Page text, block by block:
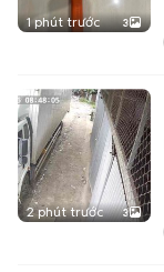
1 phút trước 3
2 phút trước 3